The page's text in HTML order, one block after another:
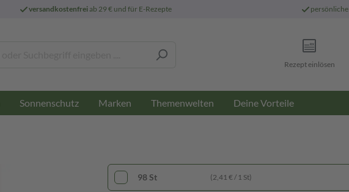
versandkostenfreiab 29 € und für E-Rezepte persönliche
Rezept einlösen
Sonnenschutz Marken Themenwelten Deine Vorteile
98 St (2,41 € / 1 St)